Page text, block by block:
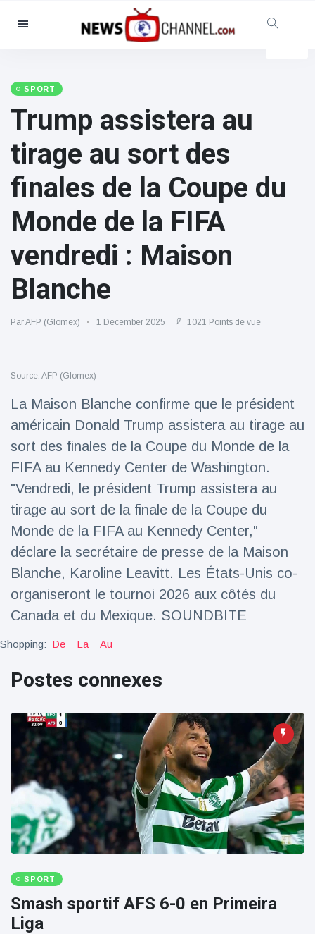
Catégories
Social et amusant
Cinéma et télévision
(81)
Célébrités
(13938)
Mode et beauté
(122)
Nourriture et boissons
(79)
Jeux
(160)
Mode de vie et divertissement
2023 Citroën
ë-C3 Reveal
18 March
Points de vue
Ferrari SP-8 -
dérivé de la
F8 Spider est
le dernier
One-Off de
Maranello
18 March
22
Points de vue
Emeya, sa
première
Hyper-GT
100électrique
18 March
22
Points de vue
SPORT
Trump assistera au
tirage au sort des
finales de la Coupe du
Monde de la FIFA
vendredi : Maison
Blanche
Par AFP (Glomex) 1 December 2025 1021 Points de vue
Source: AFP (Glomex)
La Maison Blanche confirme que le président
américain Donald Trump assistera au tirage au
sort des finales de la Coupe du Monde de la
FIFA au Kennedy Center de Washington.
"Vendredi, le président Trump assistera au
tirage au sort de la finale de la Coupe du
Monde de la FIFA au Kennedy Center,"
déclare la secrétaire de presse de la Maison
Blanche, Karoline Leavitt. Les États-Unis co-
organiseront le tournoi 2026 aux côtés du
Canada et du Mexique. SOUNDBITE
Shopping: De La Au
Postes connexes
SPORT
Smash sportif AFS 6-0 en Primeira
Liga